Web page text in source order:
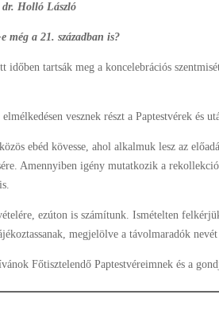
Holló László
még a 21. században is?
időben tartsák meg a koncelebrációs
vesznek részt a Paptestvérek és
ebéd kövesse, ahol alkalmuk lesz az
Amennyiben igény mutatkozik a
ezúton is számítunk. Ismételten
megjelölve a távolmaradók
Főtisztelendő Paptestvéreimnek és a